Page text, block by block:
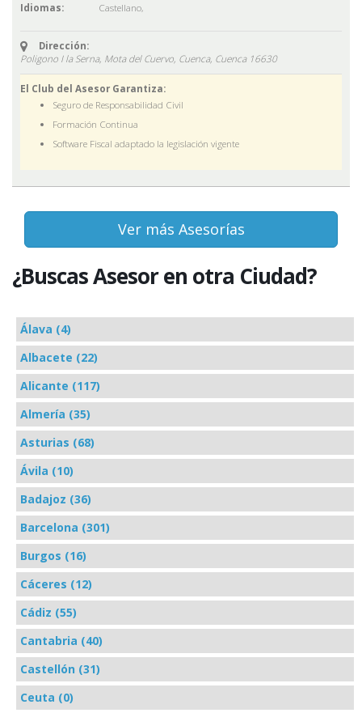
Idiomas: Castellano,
Dirección:
Poligono I la Serna, Mota del Cuervo, Cuenca, Cuenca 16630
El Club del Asesor Garantiza:
Seguro de Responsabilidad Civil
Formación Continua
Software Fiscal adaptado la legislación vigente
Ver más Asesorías
¿Buscas Asesor en otra Ciudad?
Álava (4)
Albacete (22)
Alicante (117)
Almería (35)
Asturias (68)
Ávila (10)
Badajoz (36)
Barcelona (301)
Burgos (16)
Cáceres (12)
Cádiz (55)
Cantabria (40)
Castellón (31)
Ceuta (0)